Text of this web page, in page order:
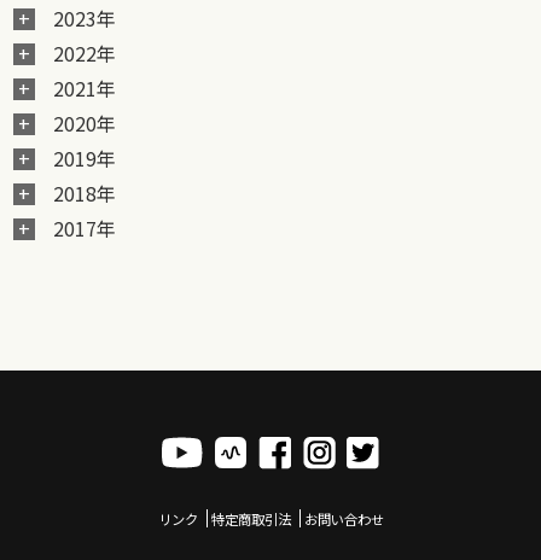
2023年
2022年
2021年
2020年
2019年
2018年
2017年
リンク 特定商取引法 お問い合わせ